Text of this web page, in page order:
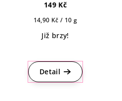
149 Kč
Měrná
14,90 Kč / 10 g
Již brzy!
Detail